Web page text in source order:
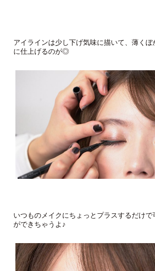
アイラインは少し下げ気味に描いて、薄く
に仕上げるのが◎
いつものメイクにちょっとプラスするだけで
ができちゃうよ♪